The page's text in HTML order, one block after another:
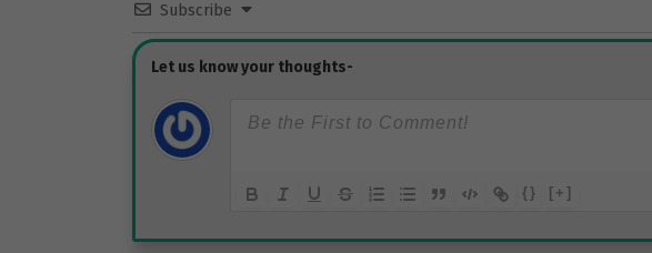
Subscribe
{} [+]